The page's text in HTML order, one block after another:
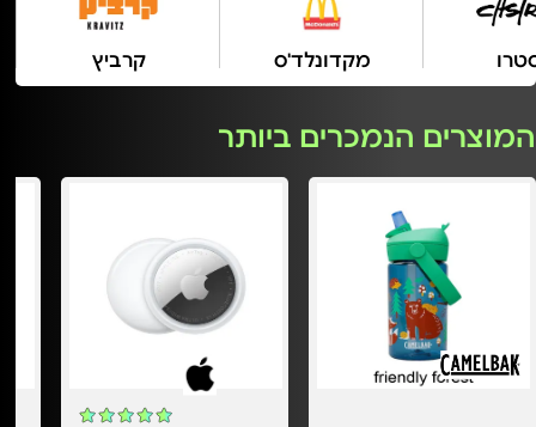
מקדונלד'ס
המוצרים הנמכרים ביותר